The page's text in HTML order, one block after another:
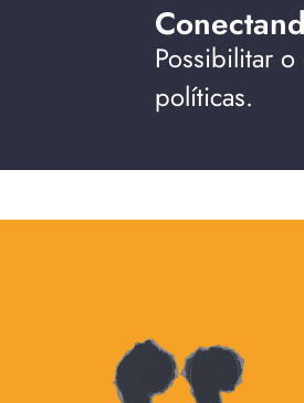
Possibilitar
políticas.